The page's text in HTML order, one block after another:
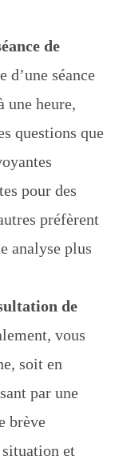
de
d’une séance
une heure,
questions que
pour des
préfèrent
analyse plus
de
vous
soit en
par une
brève
et